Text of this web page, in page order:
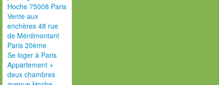
Hoche 75008 Paris
Vente aux
enchères 48 rue
de Ménilmontant
Paris 20ème
Se loger à Paris
Appartement +
deux chambres